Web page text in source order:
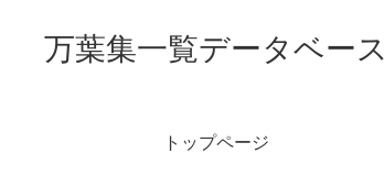
万葉集一覧データベース
トップページ